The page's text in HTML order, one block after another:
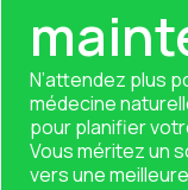
N’attendez plus
médecine
pour planifier
Vous méritez un
vers une